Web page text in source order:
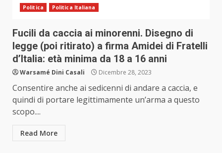
Politica Politica Italiana
Fucili da caccia ai minorenni. Disegno di
legge (poi ritirato) a firma Amidei di Fratelli
d’Italia: età minima da 18 a 16 anni
Warsamé Dini Casali Dicembre 28, 2023
Consentire anche ai sedicenni di andare a caccia, e
quindi di portare legittimamente un’arma a questo
scopo....
Read More